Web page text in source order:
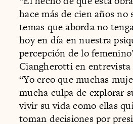
hace más de cien años no
temas que aborda no
hoy en día en nuestra
percepción de lo
Ciangherotti en
“Yo creo que muchas
mucha culpa de explorar
vivir su vida como ellas
toman decisiones por